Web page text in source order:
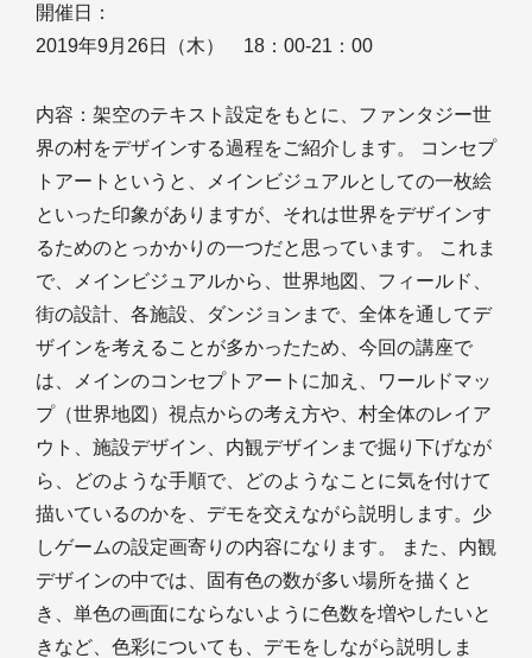
開催日：
2019年9月26日（木） 18：00-21：00
内容：架空のテキスト設定をもとに、ファンタジー世
界の村をデザインする過程をご紹介します。 コンセプ
トアートというと、メインビジュアルとしての一枚絵
といった印象がありますが、それは世界をデザインす
るためのとっかかりの一つだと思っています。 これま
で、メインビジュアルから、世界地図、フィールド、
街の設計、各施設、ダンジョンまで、全体を通してデ
ザインを考えることが多かったため、今回の講座で
は、メインのコンセプトアートに加え、ワールドマッ
プ（世界地図）視点からの考え方や、村全体のレイア
ウト、施設デザイン、内観デザインまで掘り下げなが
ら、どのような手順で、どのようなことに気を付けて
描いているのかを、デモを交えながら説明します。少
しゲームの設定画寄りの内容になります。 また、内観
デザインの中では、固有色の数が多い場所を描くと
き、単色の画面にならないように色数を増やしたいと
きなど、色彩についても、デモをしながら説明しま